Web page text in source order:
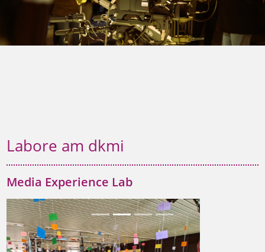
Labore am dkmi
Media Experience Lab